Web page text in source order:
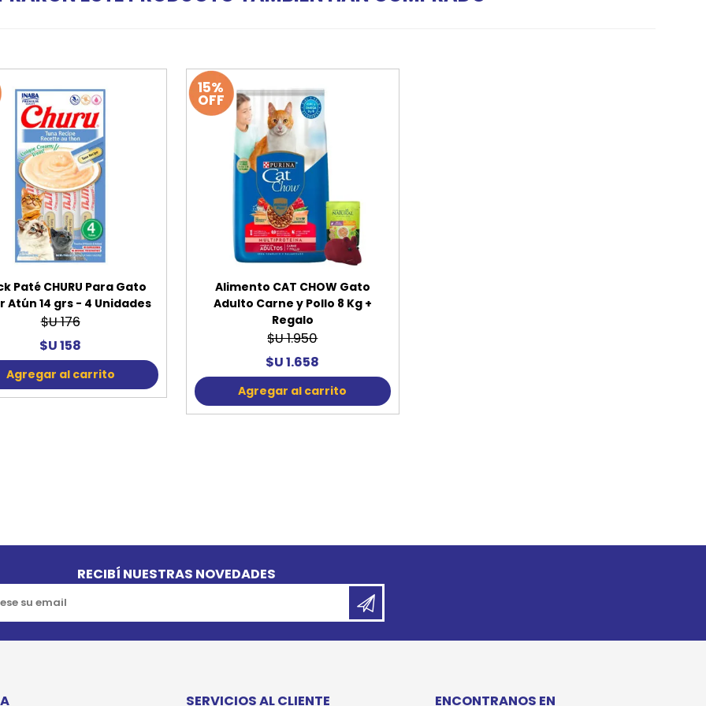
Paté CHURU Para Gato
Atún 14 grs - 4 Unidades
$U 176
$U 158
Agregar al carrito
15%
OFF
Alimento CAT CHOW Gato
Adulto Carne y Pollo 8 Kg +
Regalo
$U 1.950
$U 1.658
Agregar al carrito
RECIBÍ NUESTRAS NOVEDADES
SERVICIOS AL CLIENTE ENCONTRANOS EN